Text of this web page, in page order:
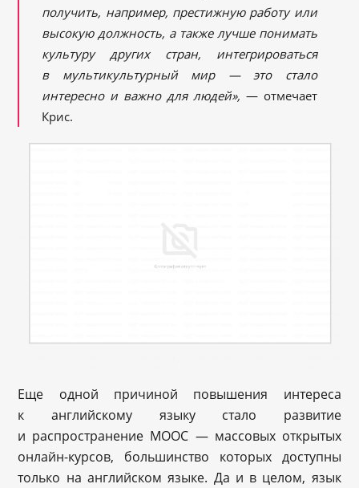
получить, например, престижную работу или
высокую должность, а также лучше понимать
культуру других стран, интегрироваться
в мультикультурный мир — это стало
интересно и важно для людей», — отмечает
Крис.
Еще одной причиной повышения интереса
к английскому языку стало развитие
и распространение MOOC — массовых открытых
онлайн-курсов, большинство которых доступны
только на английском языке. Да и в целом, язык